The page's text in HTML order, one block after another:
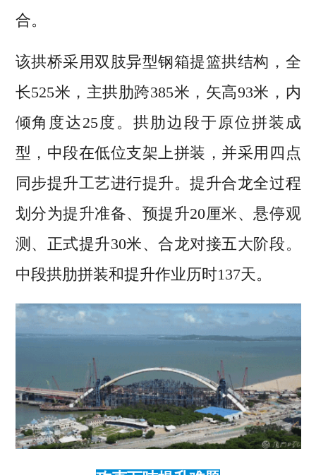
合。
该拱桥采用双肢异型钢箱提篮拱结构，全
长525米，主拱肋跨385米，矢高93米，内
倾角度达25度。拱肋边段于原位拼装成
型，中段在低位支架上拼装，并采用四点
同步提升工艺进行提升。提升合龙全过程
划分为提升准备、预提升20厘米、悬停观
测、正式提升30米、合龙对接五大阶段。
中段拱肋拼装和提升作业历时137天。